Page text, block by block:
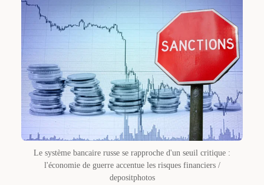
Le système bancaire russe se rapproche d'un seuil critique :
l'économie de guerre accentue les risques financiers /
depositphotos